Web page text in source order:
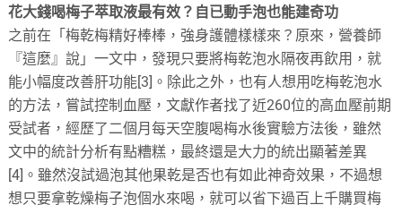
花大錢喝梅子萃取液最有效？自已動手泡也能建奇功
之前在「梅乾梅精好棒棒，強身護體樣樣來？原來，營養師
『這麼』說」一文中，發現只要將梅乾泡水隔夜再飲用，就
能小幅度改善肝功能[3]。除此之外，也有人想用吃梅乾泡水
的方法，嘗試控制血壓，文獻作者找了近260位的高血壓前期
受試者，經歷了二個月每天空腹喝梅水後實驗方法後，雖然
文中的統計分析有點糟糕，最終還是大力的統出顯著差異
[4]。雖然沒試過泡其他果乾是否也有如此神奇效果，不過想
想只要拿乾燥梅子泡個水來喝，就可以省下過百上千購買梅